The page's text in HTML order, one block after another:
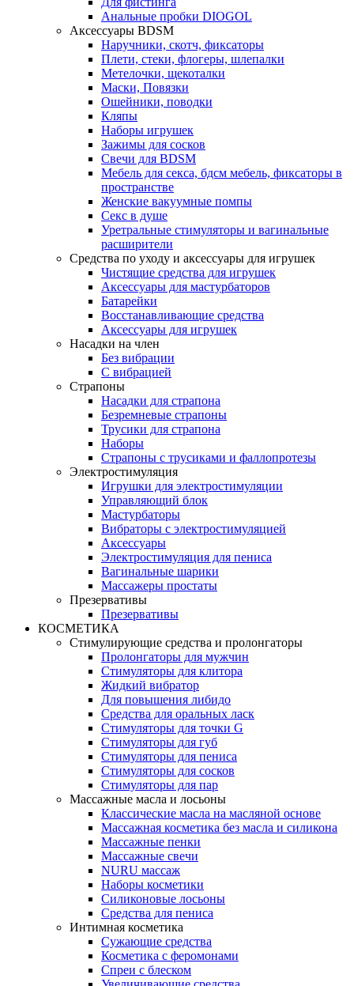
Анальные пробки DIOGOL
Аксессуары BDSM
Наручники, скотч, фиксаторы
Плети, стеки, флогеры, шлепалки
Метелочки, щекоталки
Маски, Повязки
Ошейники, поводки
Кляпы
Наборы игрушек
Зажимы для сосков
Свечи для BDSM
Мебель для секса, бдсм мебель, фиксаторы в
пространстве
Женские вакуумные помпы
Секс в душе
Уретральные стимуляторы и вагинальные
расширители
Средства по уходу и аксессуары для игрушек
Чистящие средства для игрушек
Аксессуары для мастурбаторов
Батарейки
Восстанавливающие средства
Аксессуары для игрушек
Насадки на член
Без вибрации
С вибрацией
Страпоны
Насадки для страпона
Безремневые страпоны
Трусики для страпона
Наборы
Страпоны с трусиками и фаллопротезы
Электростимуляция
Игрушки для электростимуляции
Управляющий блок
Мастурбаторы
Вибраторы с электростимуляцией
Аксессуары
Электростимуляция для пениса
Вагинальные шарики
Массажеры простаты
Презервативы
Презервативы
КОСМЕТИКА
Стимулирующие средства и пролонгаторы
Пролонгаторы для мужчин
Стимуляторы для клитора
Жидкий вибратор
Для повышения либидо
Средства для оральных ласк
Стимуляторы для точки G
Стимуляторы для губ
Стимуляторы для пениса
Стимуляторы для сосков
Стимуляторы для пар
Массажные масла и лосьоны
Классические масла на масляной основе
Массажная косметика без масла и силикона
Массажные пенки
Массажные свечи
NURU массаж
Наборы косметики
Силиконовые лосьоны
Средства для пениса
Интимная косметика
Сужающие средства
Косметика с феромонами
Спреи с блеском